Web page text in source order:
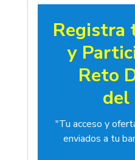
Registra
y
Reto
del
"Tu acceso y
enviados a tu